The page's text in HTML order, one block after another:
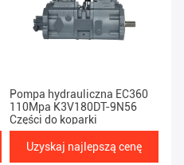
Pompa hydrauliczna EC360
110Mpa K3V180DT-9N56
Części do koparki
Uzyskaj najlepszą cenę